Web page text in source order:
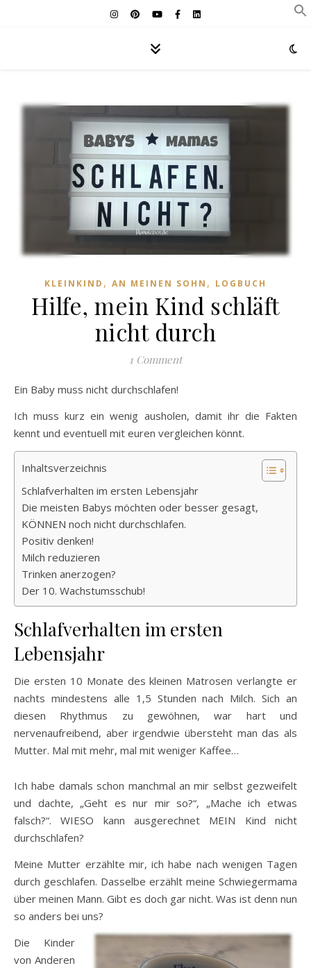
KLEINKIND , AN MEINEN SOHN , LOGBUCH
Hilfe, mein Kind schläft
nicht durch
1 Comment
Ein Baby muss nicht durchschlafen!
Ich muss kurz ein wenig ausholen, damit ihr die Fakten
kennt und eventuell mit euren vergleichen könnt.
Inhaltsverzeichnis
Schlafverhalten im ersten Lebensjahr
Die meisten Babys möchten oder besser gesagt,
KÖNNEN noch nicht durchschlafen.
Positiv denken!
Milch reduzieren
Trinken anerzogen?
Der 10. Wachstumsschub!
Schlafverhalten im ersten
Lebensjahr
Die ersten 10 Monate des kleinen Matrosen verlangte er
nachts mindestens alle 1,5 Stunden nach Milch. Sich an
diesen Rhythmus zu gewöhnen, war hart und
nervenaufreibend, aber irgendwie übersteht man das als
Mutter. Mal mit mehr, mal mit weniger Kaffee…
Ich habe damals schon manchmal an mir selbst gezweifelt
und dachte, „Geht es nur mir so?“, „Mache ich etwas
falsch?“. WIESO kann ausgerechnet MEIN Kind nicht
durchschlafen?
Meine Mutter erzählte mir, ich habe nach wenigen Tagen
durch geschlafen. Dasselbe erzählt meine Schwiegermama
über meinen Mann. Gibt es doch gar nicht. Was ist denn nun
so anders bei uns?
Die Kinder
von Anderen